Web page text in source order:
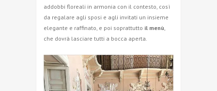
addobbi floreali in armonia con il contesto, così
da regalare agli sposi e agli invitati un insieme
elegante e raffinato, e poi soprattutto il menù
che dovrà lasciare tutti a bocca aperta.